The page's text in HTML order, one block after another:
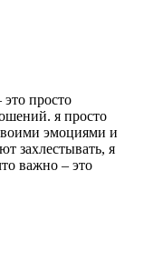
это просто
я просто
эмоциями и
захлестывать, я
важно – это